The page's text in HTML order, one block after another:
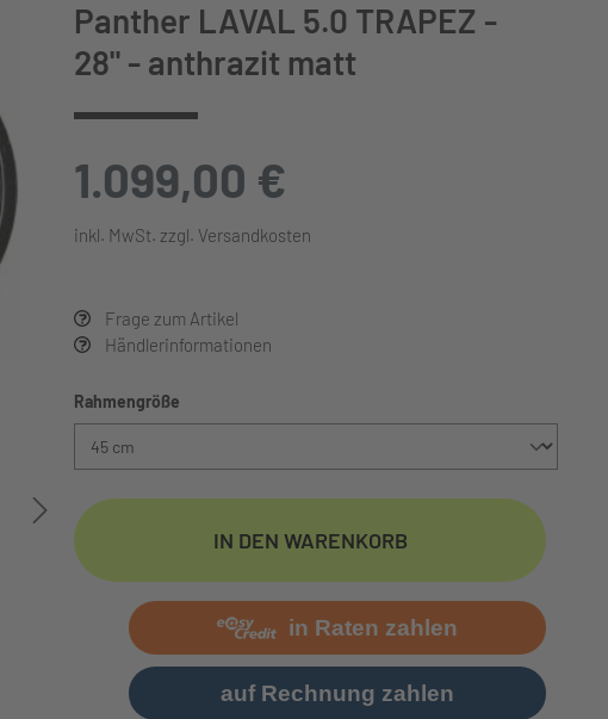
Bremse
Shimano MT200
Panther LAVAL 5.0 TRAPEZ -
28" - anthrazit matt
1.099,00 €
inkl. MwSt. zzgl. Versandkosten
Frage zum Artikel
Händlerinformationen
Rahmengröße
IN DEN WARENKORB